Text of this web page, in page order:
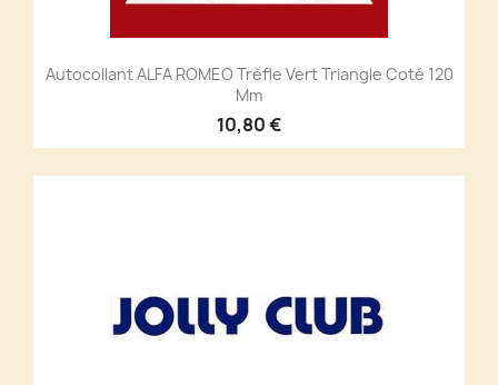
Autocollant ALFA ROMEO Trèfle Vert Triangle Coté 120
Mm
10,80 €